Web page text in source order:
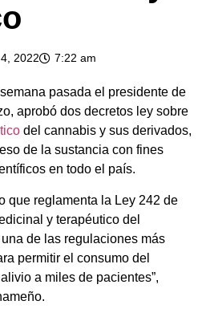
2022 7:22 am
pasada el presidente de
aprobó dos decretos ley sobre
del cannabis y sus derivados,
de la sustancia con fines
en todo el país.
que reglamenta la Ley 242 de
y terapéutico del
de las regulaciones más
permitir el consumo del
a miles de pacientes”,